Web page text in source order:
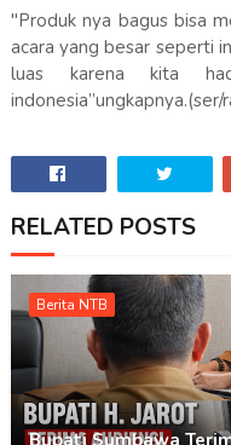
"Produk nya bagus bisa
acara yang besar seperti
luas karena kita
indonesia”ungkapnya.(ser/
RELATED POSTS
Berita NTB